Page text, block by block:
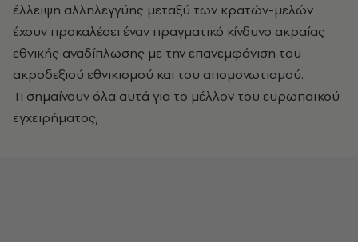
έλλειψη αλληλεγγύης μεταξύ των κρατών-μελών
έχουν προκαλέσει έναν πραγματικό κίνδυνο ακραίας
εθνικής αναδίπλωσης με την επανεμφάνιση του
ακροδεξιού εθνικισμού και του απομονωτισμού.
Τι σημαίνουν όλα αυτά για το μέλλον του ευρωπαϊκού
εγχειρήματος;